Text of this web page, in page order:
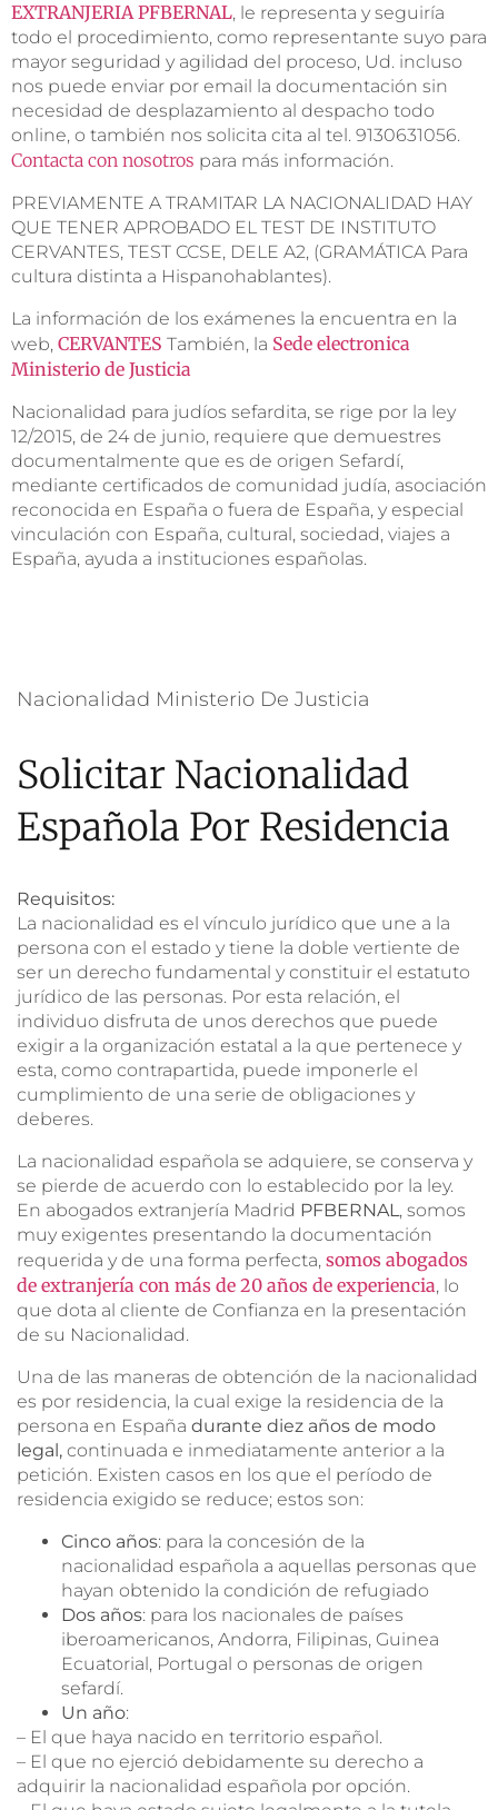
EXTRANJERIA PFBERNAL, le representa y seguiría
todo el procedimiento, como representante suyo para
mayor seguridad y agilidad del proceso, Ud. incluso
nos puede enviar por email la documentación sin
necesidad de desplazamiento al despacho todo
online, o también nos solicita cita al tel. 9130631056.
Contacta con nosotros para más información.
PREVIAMENTE A TRAMITAR LA NACIONALIDAD HAY
QUE TENER APROBADO EL TEST DE INSTITUTO
CERVANTES, TEST CCSE, DELE A2, (GRAMÁTICA Para
cultura distinta a Hispanohablantes).
La información de los exámenes la encuentra en la
web, CERVANTES También, la Sede electronica
Ministerio de Justicia
Nacionalidad para judíos sefardita, se rige por la ley
12/2015, de 24 de junio, requiere que demuestres
documentalmente que es de origen Sefardí,
mediante certificados de comunidad judía, asociación
reconocida en España o fuera de España, y especial
vinculación con España, cultural, sociedad, viajes a
España, ayuda a instituciones españolas.
Nacionalidad Ministerio De Justicia
Solicitar Nacionalidad
Española Por Residencia
Requisitos:
La nacionalidad es el vínculo jurídico que une a la
persona con el estado y tiene la doble vertiente de
ser un derecho fundamental y constituir el estatuto
jurídico de las personas. Por esta relación, el
individuo disfruta de unos derechos que puede
exigir a la organización estatal a la que pertenece y
esta, como contrapartida, puede imponerle el
cumplimiento de una serie de obligaciones y
deberes.
La nacionalidad española se adquiere, se conserva y
se pierde de acuerdo con lo establecido por la ley.
En abogados extranjería Madrid PFBERNAL, somos
muy exigentes presentando la documentación
requerida y de una forma perfecta, somos abogados
de extranjería con más de 20 años de experiencia, lo
que dota al cliente de Confianza en la presentación
de su Nacionalidad.
Una de las maneras de obtención de la nacionalidad
es por residencia, la cual exige la residencia de la
persona en España durante diez años de modo
legal, continuada e inmediatamente anterior a la
petición. Existen casos en los que el período de
residencia exigido se reduce; estos son:
Cinco años: para la concesión de la
nacionalidad española a aquellas personas que
hayan obtenido la condición de refugiado
Dos años: para los nacionales de países
iberoamericanos, Andorra, Filipinas, Guinea
Ecuatorial, Portugal o personas de origen
sefardí.
Un año:
– El que haya nacido en territorio español.
– El que no ejerció debidamente su derecho a
adquirir la nacionalidad española por opción.